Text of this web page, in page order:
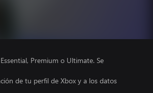
Premium o Ultimate. Se
de tu perfil de Xbox y a los datos